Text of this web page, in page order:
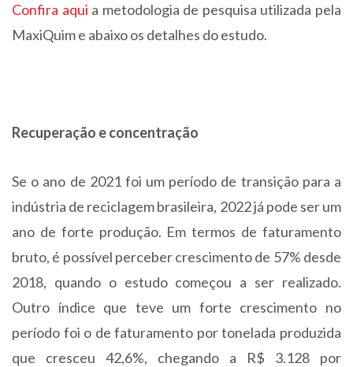
Confira aqui a metodologia de pesquisa utilizada pela
MaxiQuim e abaixo os detalhes do estudo.
Recuperação e concentração
Se o ano de 2021 foi um período de transição para a
indústria de reciclagem brasileira, 2022 já pode ser um
ano de forte produção. Em termos de faturamento
bruto, é possível perceber crescimento de 57% desde
2018, quando o estudo começou a ser realizado.
Outro índice que teve um forte crescimento no
período foi o de faturamento por tonelada produzida
que cresceu 42,6%, chegando a R$ 3.128 por